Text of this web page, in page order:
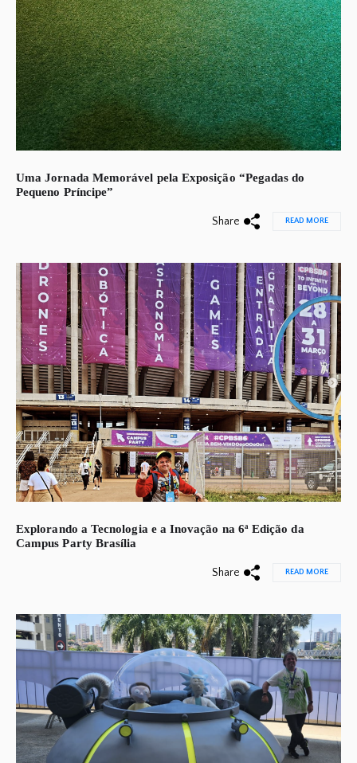
Uma Jornada Memorável pela Exposição “Pegadas do
Pequeno Príncipe”
Share READ MORE
Explorando a Tecnologia e a Inovação na 6ª Edição da
Campus Party Brasília
Share READ MORE